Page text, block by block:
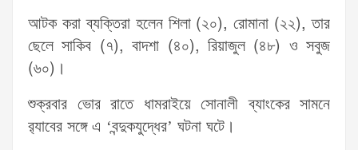
আটক করা ব্যক্তিরা হলেন শিলা (২০), রোমানা (২২), তার
ছেলে সাকিব (৭), বাদশা (৪০), রিয়াজুল (৪৮) ও সবুজ
(৬০)।
শুক্রবার ভোর রাতে ধামরাইয়ে সোনালী ব্যাংকের সামনে
র‌্যাবের সঙ্গে এ ‘বন্দুকযুদ্ধের’ ঘটনা ঘটে।